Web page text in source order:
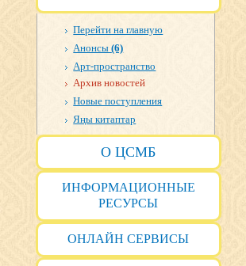
Перейти на главную
Анонсы(6)
Арт-пространство
Архив новостей
Новые поступления
Яңы китаптар
О ЦСМБ
ИНФОРМАЦИОННЫЕ
РЕСУРСЫ
ОНЛАЙН СЕРВИСЫ